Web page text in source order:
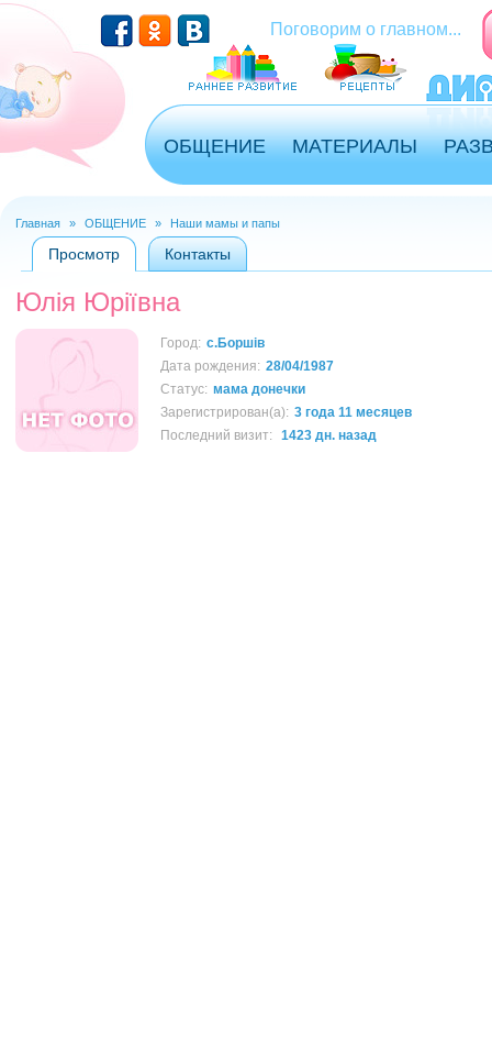
Перейти к основному содержанию
Поговорим о главном...
ОБЩЕНИЕ МАТЕРИАЛЫ
Вы здесь
Главная » ОБЩЕНИЕ » Наши мамы и папы
Главные вкладки
Просмотр (активная вкладка)
Контакты
Юлія Юріївна
Город: с.Боршів
Дата рождения: 28/04/1987
Статус: мама донечки
Зарегистрирован(а): 3 года 11 месяцев
Последний визит:
1423 дн. назад